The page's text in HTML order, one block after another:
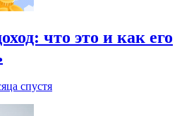
что это и как его
спустя